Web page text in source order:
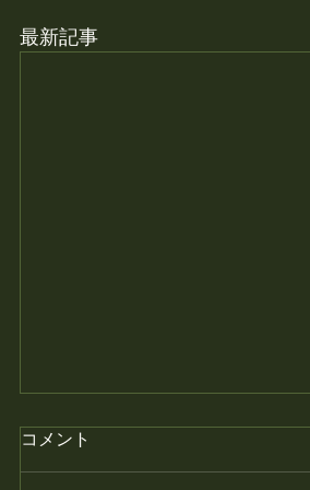
最新記事
月末の金曜日はプレミアムフ
コメント